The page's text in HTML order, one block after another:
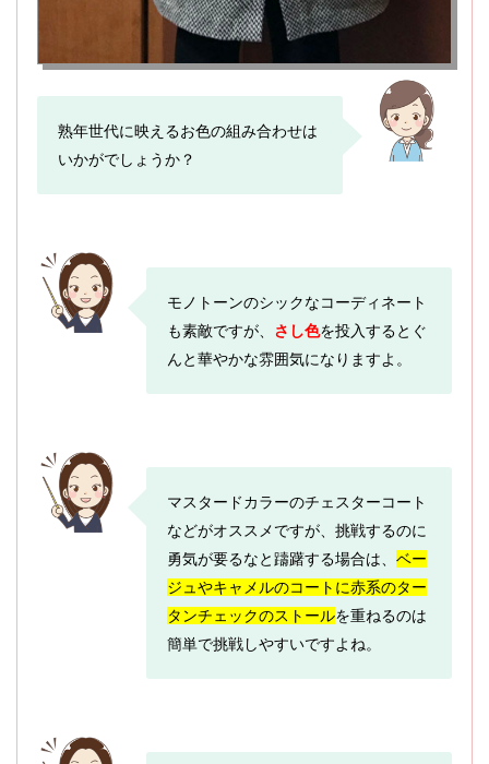
熟年世代に映えるお色の組み合わせは
いかがでしょうか？
モノトーンのシックなコーディネート
も素敵ですが、 さし色を投入するとぐ
んと華やかな雰囲気になりますよ。
マスタードカラーのチェスターコート
などがオススメですが、挑戦するのに
勇気が要るなと躊躇する場合は、 ベー
ジュやキャメルのコートに赤系のター
タンチェックのストールを重ねるのは
簡単で挑戦しやすいですよね。